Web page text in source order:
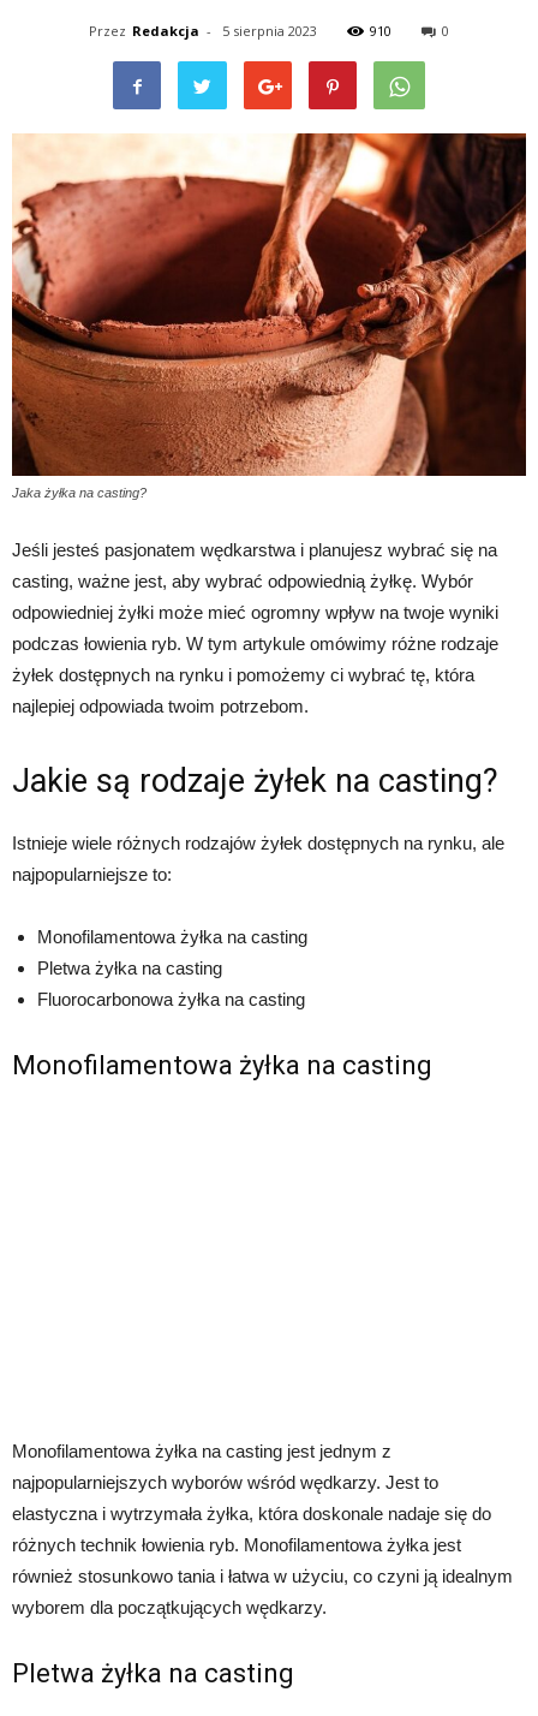
Przez Redakcja - 5 sierpnia 2023 910 0
Jaka żyłka na casting?
Jeśli jesteś pasjonatem wędkarstwa i planujesz wybrać się na
casting, ważne jest, aby wybrać odpowiednią żyłkę. Wybór
odpowiedniej żyłki może mieć ogromny wpływ na twoje wyniki
podczas łowienia ryb. W tym artykule omówimy różne rodzaje
żyłek dostępnych na rynku i pomożemy ci wybrać tę, która
najlepiej odpowiada twoim potrzebom.
Jakie są rodzaje żyłek na casting?
Istnieje wiele różnych rodzajów żyłek dostępnych na rynku, ale
najpopularniejsze to:
Monofilamentowa żyłka na casting
Pletwa żyłka na casting
Fluorocarbonowa żyłka na casting
Monofilamentowa żyłka na casting
Monofilamentowa żyłka na casting jest jednym z
najpopularniejszych wyborów wśród wędkarzy. Jest to
elastyczna i wytrzymała żyłka, która doskonale nadaje się do
różnych technik łowienia ryb. Monofilamentowa żyłka jest
również stosunkowo tania i łatwa w użyciu, co czyni ją idealnym
wyborem dla początkujących wędkarzy.
Pletwa żyłka na casting